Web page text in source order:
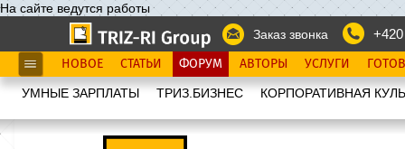
На сайте ведутся работы
Заказ звонка
НОВОЕ СТАТЬИ ФОРУМ АВТОРЫ УСЛУГИ
УМНЫЕ ЗАРПЛАТЫ ТРИЗ.БИЗНЕС КОРПОРАТИВНАЯ